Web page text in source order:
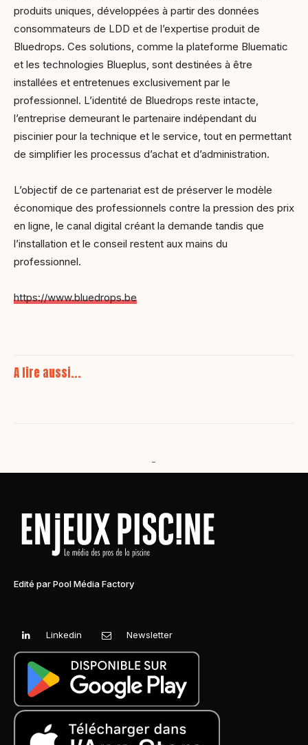
produits uniques, développées à partir des données
consommateurs de LDD et de l’expertise produit de
Bluedrops. Ces solutions, comme la plateforme Bluematic
et les technologies Blueplus, sont destinées à être
installées et entretenues exclusivement par le
professionnel. L’identité de Bluedrops reste intacte,
l’entreprise demeurant le partenaire indépendant du
piscinier pour la technique et le service, tout en permettant
de simplifier les processus d’achat et d’administration.
L’objectif de ce partenariat est de préserver le modèle
économique des professionnels contre la pression des prix
en ligne, le canal digital créant la demande tandis que
l’installation et le conseil restent aux mains du
professionnel.
https://www.bluedrops.be
A lire aussi...
-
Edité par Pool Média Factory
Linkedin Newsletter